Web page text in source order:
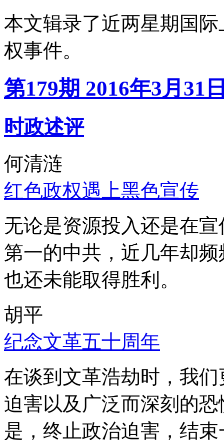
本文辑录了近两星期国
权事件。
第179期 2016年3月31
时政述评
何清涟
红色政权遇上黑色宣传
无论是资源投入还是在
第一的中共，近几年却
也还未能取得胜利。
胡平
纪念文革五十周年
在谈到文革浩劫时，我
迫害以及广泛而深刻的
是，终止政治迫害，结